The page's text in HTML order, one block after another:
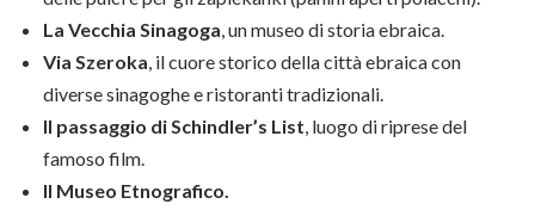
La Vecchia Sinagoga, un museo di storia ebraica.
Via Szeroka, il cuore storico della città ebraica con
diverse sinagoghe e ristoranti tradizionali.
Il passaggio di Schindler’s List, luogo di riprese del
famoso film.
Il Museo Etnografico.